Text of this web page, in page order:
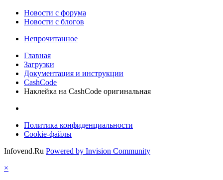
Новости c форума
Новости с блогов
Непрочитанное
Главная
Загрузки
Документация и инструкции
CashCode
Наклейка на CashCode оригинальная
Политика конфиденциальности
Cookie-файлы
Infovend.Ru Powered by Invision Community
×